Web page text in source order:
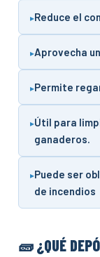
Reduce el
Aprovecha
Permite
Útil para
ganaderos.
Puede ser
de incendios
🧱 ¿QUÉ